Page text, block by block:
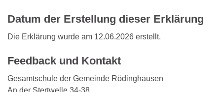
Datum der Erstellung dieser Erklärung
Die Erklärung wurde am 12.06.2026 erstellt.
Feedback und Kontakt
Gesamtschule der Gemeinde Rödinghausen